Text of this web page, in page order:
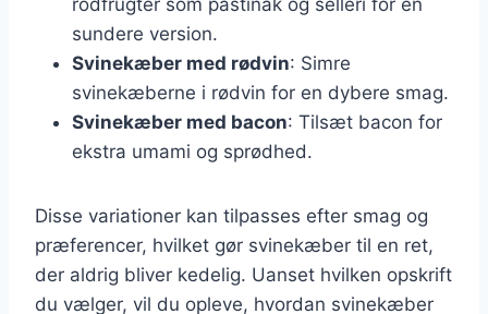
sundere version.
Svinekæber med rødvin: Simre
svinekæberne i rødvin for en dybere smag.
Svinekæber med bacon: Tilsæt bacon for
ekstra umami og sprødhed.
Disse variationer kan tilpasses efter smag og
præferencer, hvilket gør svinekæber til en ret,
der aldrig bliver kedelig. Uanset hvilken opskrift
du vælger, vil du opleve, hvordan svinekæber